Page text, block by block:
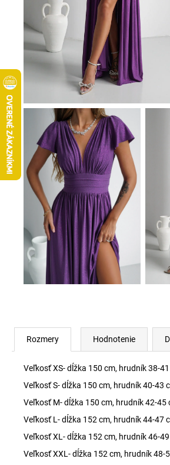
Rozmery Hodnotenie
Veľkosť XS- dĺžka 150 cm, hrudník 38-
Veľkosť S- dĺžka 150 cm, hrudník 40-43
Veľkosť M- dĺžka 150 cm, hrudník 42-45
Veľkosť L- dĺžka 152 cm, hrudník 44-47
Veľkosť XL- dĺžka 152 cm, hrudník 46-
Veľkosť XXL- dĺžka 152 cm, hrudník 48-